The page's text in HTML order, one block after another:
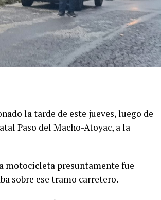
la tarde de este jueves, luego de
Paso del Macho-Atoyac, a la
motocicleta presuntamente fue
sobre ese tramo carretero.